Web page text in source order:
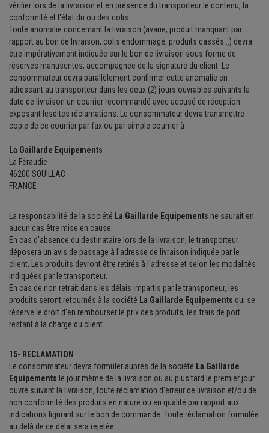
vérifier lors de la livraison et en présence du transporteur le contenu, la
conformité et l'état du ou des colis.
Toute anomalie concernant la livraison (avarie, produit manquant par
rapport au bon de livraison, colis endommagé, produits cassés...) devra
être impérativement indiquée sur le bon de livraison sous forme de
réserves manuscrites, accompagnée de la signature du client. Le
consommateur devra parallèlement confirmer cette anomalie en
adressant au transporteur dans les deux (2) jours ouvrables suivants la
date de livraison un courrier recommandé avec accusé de réception
exposant lesdites réclamations. Le consommateur devra transmettre
copie de ce courrier par fax ou par simple courrier à :
La Gaillarde Equipements
La Féraudie
46200 SOUILLAC
FRANCE
La responsabilité de la société La Gaillarde Equipements ne saurait en
aucun cas être mise en cause.
En cas d'absence du destinataire lors de la livraison, le transporteur
déposera un avis de passage à l'adresse de livraison indiquée par le
client. Les produits devront être retirés à l'adresse et selon les modalités
indiquées par le transporteur.
En cas de non retrait dans les délais impartis par le transporteur, les
produits seront retournés à la société La Gaillarde Equipements qui se
réserve le droit d'en rembourser le prix des produits, les frais de port
restant à la charge du client.
15- RECLAMATION
Le consommateur devra formuler auprés de la société La Gaillarde
Equipements le jour même de la livraison ou au plus tard le premier jour
ouvré suivant la livraison, toute réclamation d'erreur de livraison et/ou de
non conformité des produits en nature ou en qualité par rapport aux
indications figurant sur le bon de commande. Toute réclamation formulée
au delà de ce délai sera rejetée.